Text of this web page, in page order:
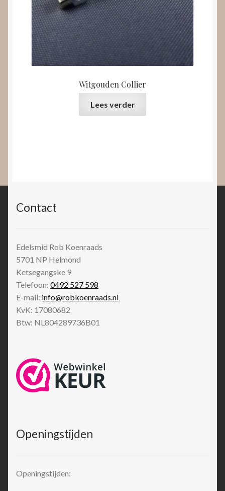
Witgouden Collier
Lees verder
Contact
Edelsmid Rob Koenraads
5701 NP Helmond
Ketsegangske 9
Telefoon: 0492 527 598
E-mail: info@robkoenraads.nl
KvK: 17080682
Btw: NL804289736B01
Openingstijden
Openingstijden: